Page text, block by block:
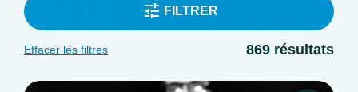
FILTRER
Effacer les filtres 869 résultats